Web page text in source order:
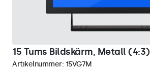
15 Tums Bildskärm, Metall (4:3)
Artikelnummer: 15VG7M